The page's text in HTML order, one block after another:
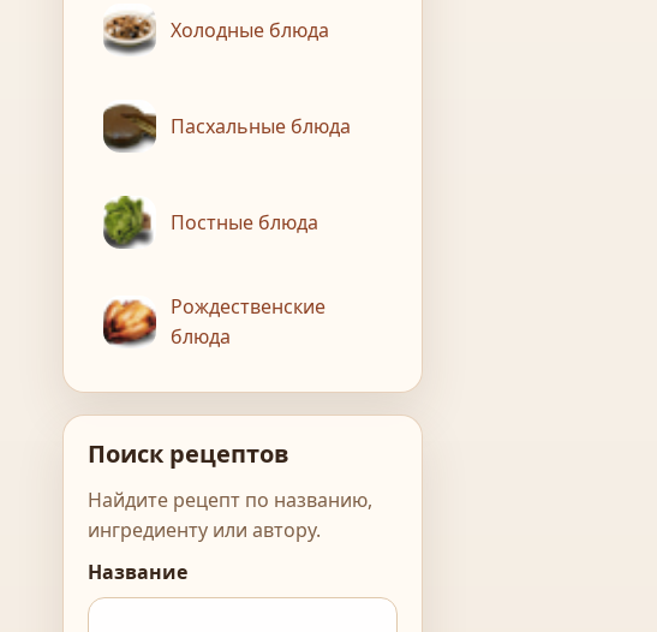
Холодные блюда
Пасхальные блюда
Постные блюда
Рождественские
блюда
Поиск рецептов
Найдите рецепт по названию,
ингредиенту или автору.
Название